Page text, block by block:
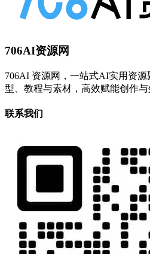
706AI资源网
706AI 资源网，一站式AI实用资
型、教程与素材，高效赋能创作与
联系我们